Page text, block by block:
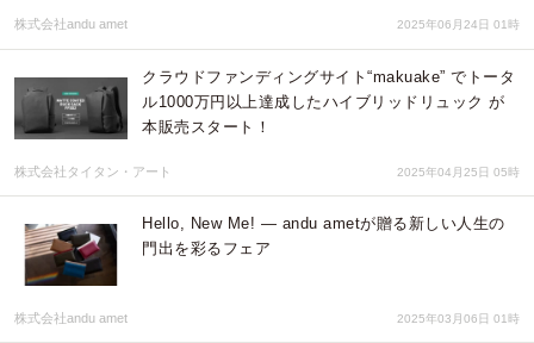
株式会社andu amet 2025年06月24日 01時
クラウドファンディングサイト“makuake” でトータ
ル1000万円以上達成したハイブリッドリュック が
本販売スタート！
株式会社タイタン・アート 2025年04月25日 05時
Hello, New Me! — andu ametが贈る新しい人生の
門出を彩るフェア
株式会社andu amet 2025年03月06日 01時